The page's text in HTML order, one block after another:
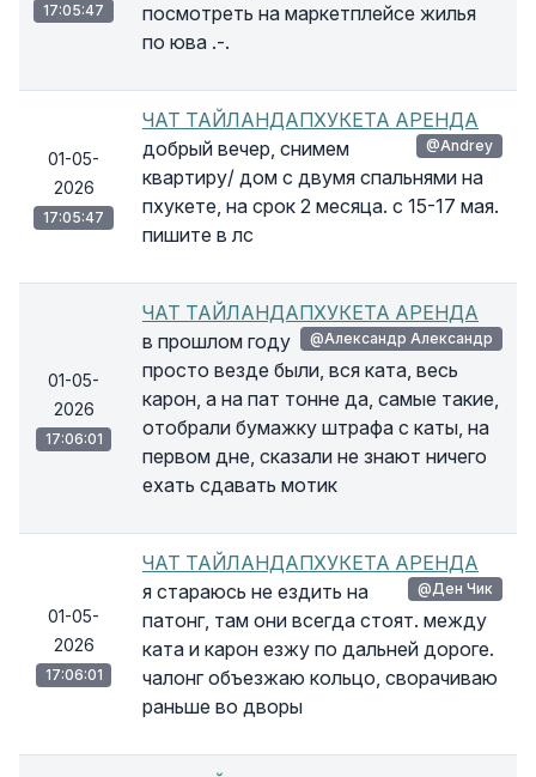
17:05:47
посмотреть на маркетплейсе жилья
по юва .-.
01-05-
2026
17:05:47
ЧАТ ТАЙЛАНДАПХУКЕТА АРЕНДА
@Andrey
добрый вечер, снимем
квартиру/ дом с двумя спальнями на
пхукете, на срок 2 месяца. с 15-17 мая.
пишите в лс
01-05-
2026
17:06:01
ЧАТ ТАЙЛАНДАПХУКЕТА АРЕНДА
@Александр Александр
в прошлом году
просто везде были, вся ката, весь
карон, а на пат тонне да, самые такие,
отобрали бумажку штрафа с каты, на
первом дне, сказали не знают ничего
ехать сдавать мотик
01-05-
2026
17:06:01
ЧАТ ТАЙЛАНДАПХУКЕТА АРЕНДА
@Ден Чик
я стараюсь не ездить на
патонг, там они всегда стоят. между
ката и карон езжу по дальней дороге.
чалонг объезжаю кольцо, сворачиваю
раньше во дворы